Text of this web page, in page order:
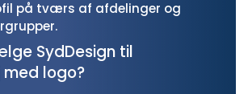
på tværs af afdelinger og
SydDesign til
logo?